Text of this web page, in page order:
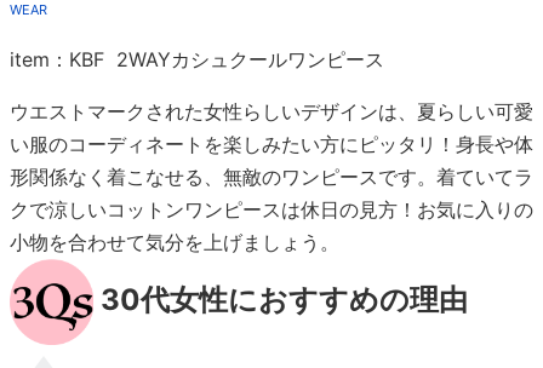
WEAR
item：KBF 2WAYカシュクールワンピース
ウエストマークされた女性らしいデザインは、夏らしい可愛
い服のコーディネートを楽しみたい方にピッタリ！身長や体
形関係なく着こなせる、無敵のワンピースです。着ていてラ
クで涼しいコットンワンピースは休日の見方！お気に入りの
小物を合わせて気分を上げましょう。
30代女性におすすめの理由